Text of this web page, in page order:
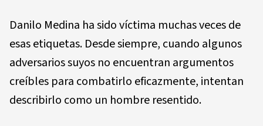
Danilo Medina ha sido víctima muchas veces de
esas etiquetas. Desde siempre, cuando algunos
adversarios suyos no encuentran argumentos
creíbles para combatirlo eficazmente, intentan
describirlo como un hombre resentido.